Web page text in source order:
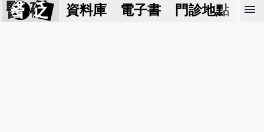
醫 砭 資料庫 電子書 門診地點 預
menu